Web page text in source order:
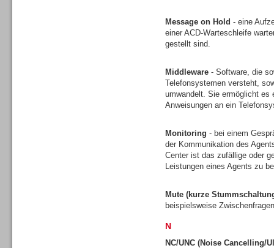
Message on Hold - eine
einer ACD-Warteschleife
gestellt sind.
Middleware - Software, die
Telefonsystemen versteht,
umwandelt. Sie ermöglicht es
Anweisungen an ein
Monitoring - bei einem
der Kommunikation des
Center ist das zufällige oder
Leistungen eines Agents zu
Mute (kurze
beispielsweise
N
NC/UNC (Noise Cancelling/